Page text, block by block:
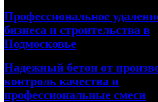
Профессиональное
бизнеса и строительства в
Подмосковье
Надежный бетон от
контроль качества и
профессиональные смеси